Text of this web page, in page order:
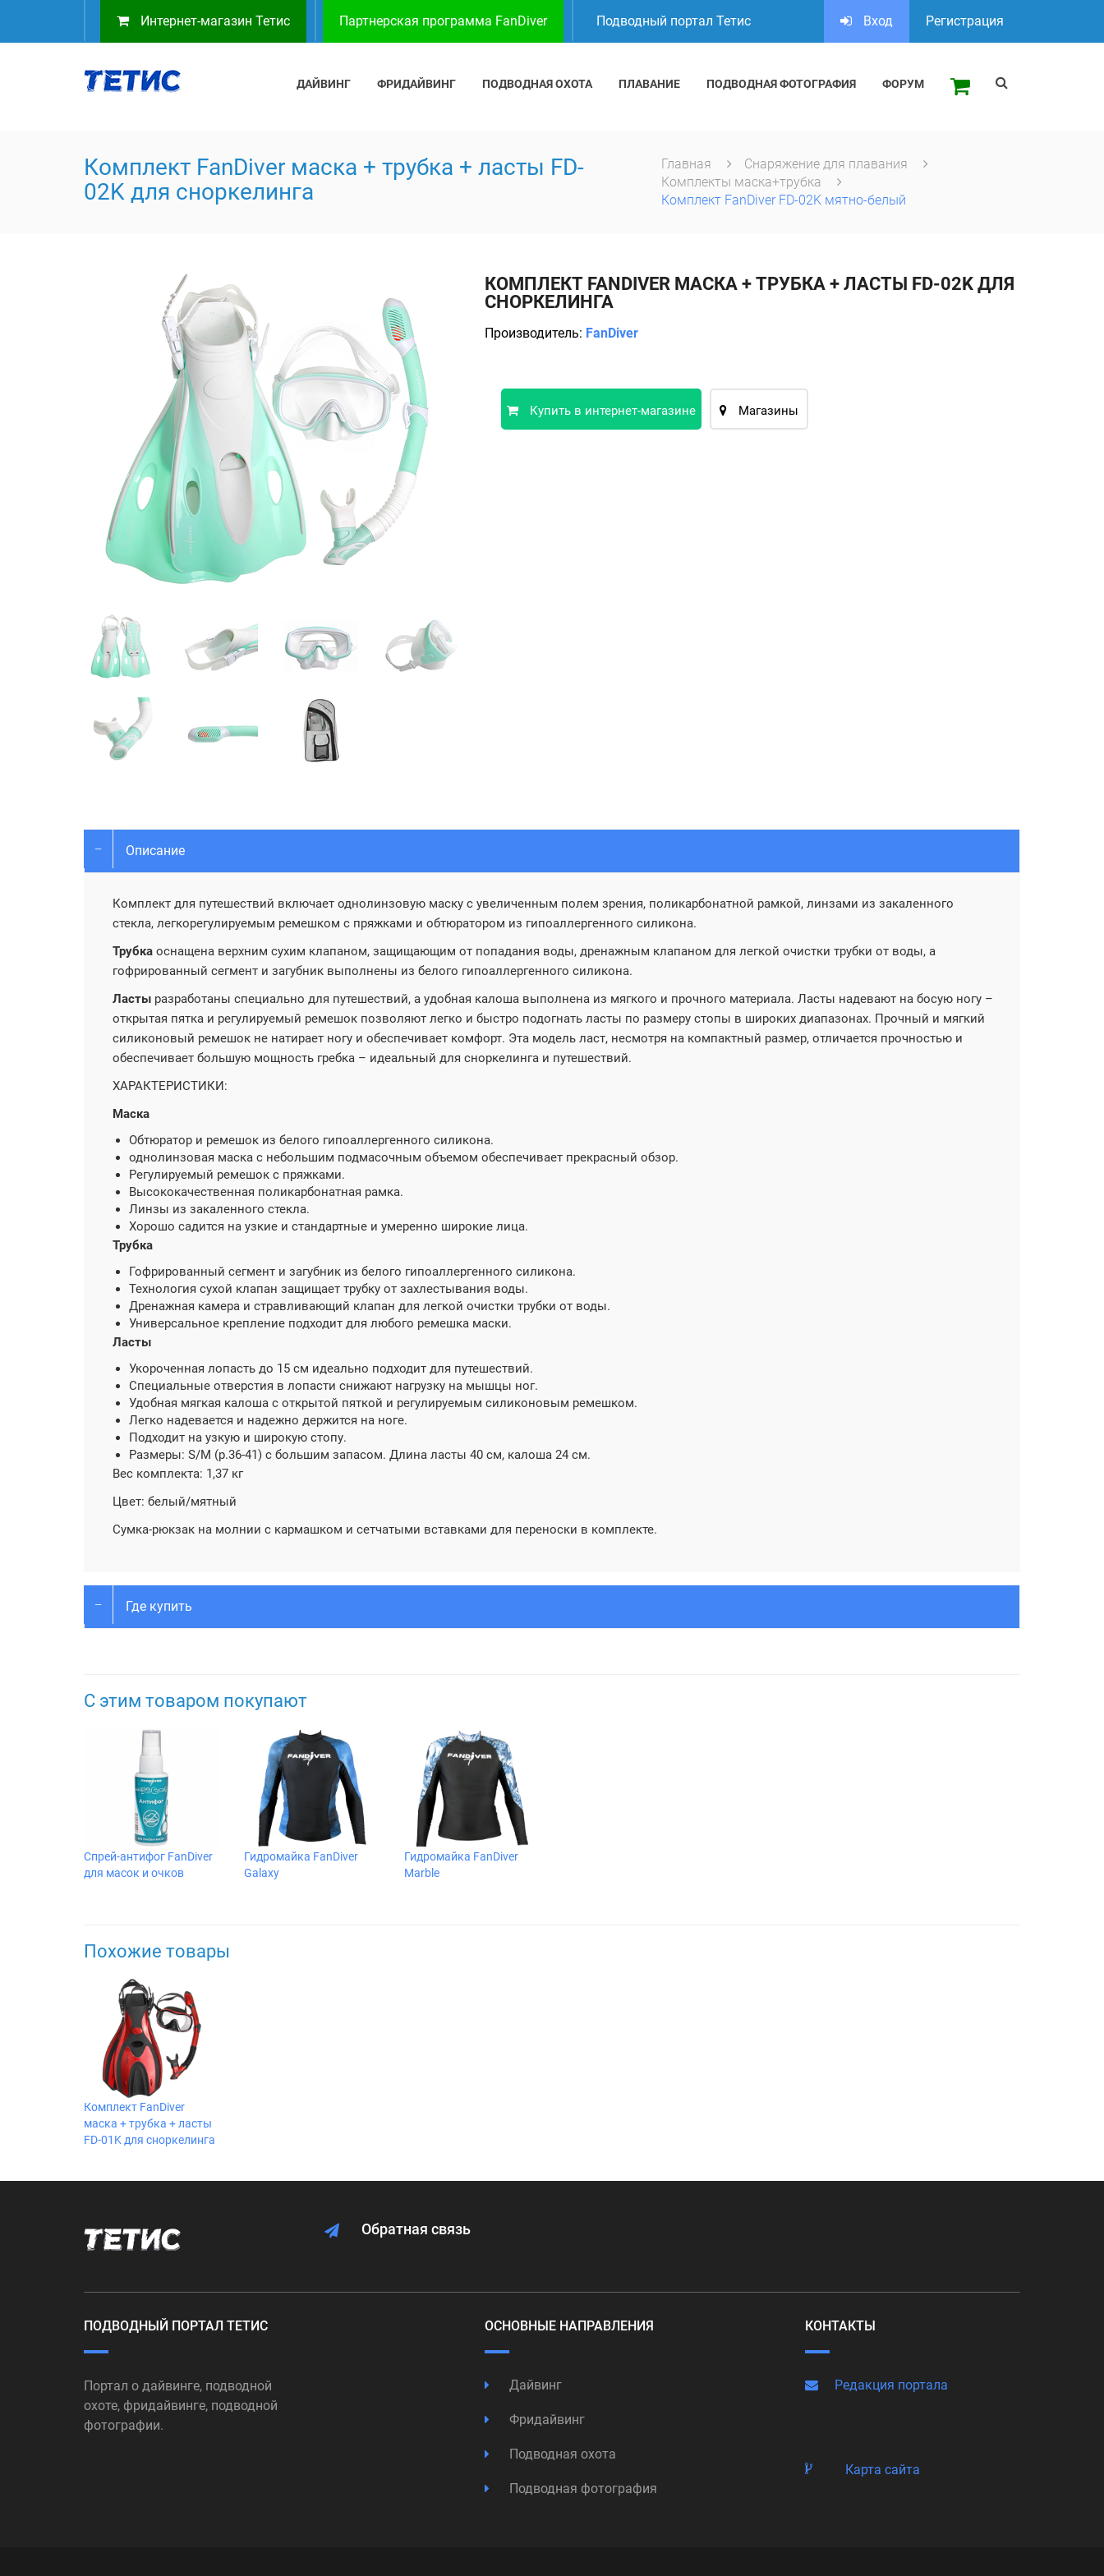
Интернет-магазин Тетис Партнерская программа FanDiver Подводный портал Тетис Вход Регистрация
ДАЙВИНГ ФРИДАЙВИНГ ПОДВОДНАЯ ОХОТА ПЛАВАНИЕ ПОДВОДНАЯ ФОТОГРАФИЯ ФОРУМ
Комплект FanDiver маска + трубка + ласты FD-
02K для сноркелинга
Главная
Снаряжение для плавания
Комплекты маска+трубка
Комплект FanDiver FD-02K мятно-белый
КОМПЛЕКТ FANDIVER МАСКА + ТРУБКА + ЛАСТЫ FD-02K ДЛЯ
СНОРКЕЛИНГА
Производитель: FanDiver
Купить в интернет-магазине Магазины
Описание
Комплект для путешествий включает однолинзовую маску с увеличенным полем зрения, поликарбонатной рамкой, линзами из закаленного
стекла, легкорегулируемым ремешком с пряжками и обтюратором из гипоаллергенного силикона.
Трубка оснащена верхним сухим клапаном, защищающим от попадания воды, дренажным клапаном для легкой очистки трубки от воды, а
гофрированный сегмент и загубник выполнены из белого гипоаллергенного силикона.
Ласты разработаны специально для путешествий, а удобная калоша выполнена из мягкого и прочного материала. Ласты надевают на босую ногу –
открытая пятка и регулируемый ремешок позволяют легко и быстро подогнать ласты по размеру стопы в широких диапазонах. Прочный и мягкий
силиконовый ремешок не натирает ногу и обеспечивает комфорт. Эта модель ласт, несмотря на компактный размер, отличается прочностью и
обеспечивает большую мощность гребка – идеальный для сноркелинга и путешествий.
ХАРАКТЕРИСТИКИ:
Маска
Обтюратор и ремешок из белого гипоаллергенного силикона.
однолинзовая маска с небольшим подмасочным объемом обеспечивает прекрасный обзор.
Регулируемый ремешок с пряжками.
Высококачественная поликарбонатная рамка.
Линзы из закаленного стекла.
Хорошо садится на узкие и стандартные и умеренно широкие лица.
Трубка
Гофрированный сегмент и загубник из белого гипоаллергенного силикона.
Технология сухой клапан защищает трубку от захлестывания воды.
Дренажная камера и стравливающий клапан для легкой очистки трубки от воды.
Универсальное крепление подходит для любого ремешка маски.
Ласты
Укороченная лопасть до 15 см идеально подходит для путешествий.
Специальные отверстия в лопасти снижают нагрузку на мышцы ног.
Удобная мягкая калоша с открытой пяткой и регулируемым силиконовым ремешком.
Легко надевается и надежно держится на ноге.
Подходит на узкую и широкую стопу.
Размеры: S/M (р.36-41) с большим запасом. Длина ласты 40 см, калоша 24 см.
Вес комплекта: 1,37 кг
Цвет: белый/мятный
Сумка-рюкзак на молнии с кармашком и сетчатыми вставками для переноски в комплекте.
Где купить
С этим товаром покупают
Спрей-антифог FanDiver
для масок и очков
Гидромайка FanDiver
Galaxy
Гидромайка FanDiver
Marble
Похожие товары
Комплект FanDiver
маска + трубка + ласты
FD-01K для сноркелинга
Обратная связь
ПОДВОДНЫЙ ПОРТАЛ ТЕТИС
Портал о дайвинге, подводной
охоте, фридайвинге, подводной
фотографии.
ОСНОВНЫЕ НАПРАВЛЕНИЯ
Дайвинг
Фридайвинг
Подводная охота
Подводная фотография
КОНТАКТЫ
Редакция портала
Карта сайта